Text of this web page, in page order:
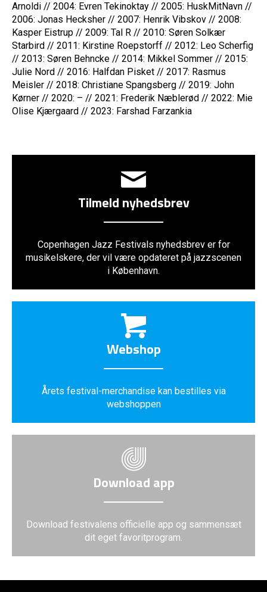
Arnoldi // 2004: Evren Tekinoktay // 2005: HuskMitNavn //
2006: Jonas Hecksher // 2007: Henrik Vibskov // 2008:
Kasper Eistrup // 2009: Tal R // 2010: Søren Solkær
Starbird // 2011: Kirstine Roepstorff // 2012: Leo Scherfig
// 2013: Søren Behncke // 2014: Mikkel Sommer // 2015:
Julie Nord // 2016: Halfdan Pisket // 2017: Rasmus
Meisler // 2018: Christiane Spangsberg // 2019: John
Kørner // 2020: – // 2021: Frederik Næblerød // 2022: Mie
Olise Kjærgaard // 2023: Farshad Farzankia
Tilmeld nyhedsbrev
Copenhagen Jazz Festivals nyhedsbrev er for
musikelskere, der vil være opdateret på jazzscenen
i København.
Webshop
Årets festival-merchandise kan bestilles via
webshoppen
Download app
Download festivalens officielle app og sammensæt
dit eget favoritprogram.